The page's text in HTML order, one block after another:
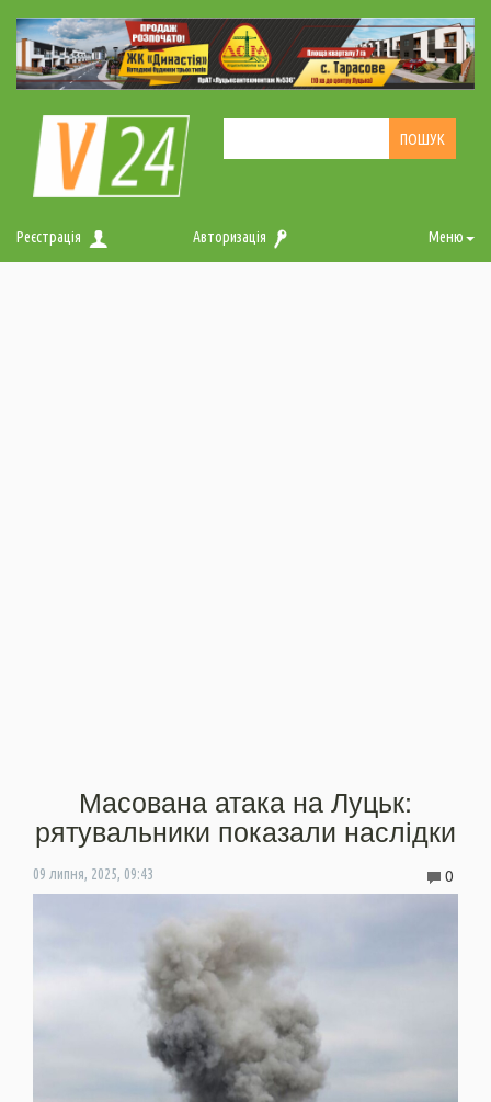
Реєстрація Авторизація Меню
Масована атака на Луцьк:
рятувальники показали наслідки
09 липня, 2025, 09:43 0